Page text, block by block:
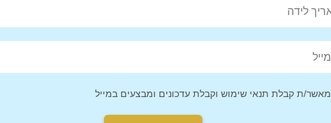
Share on
Pin This
מאשר/ת קבלת תנאי שימוש וקבלת עדכונים ומבצעים במייל